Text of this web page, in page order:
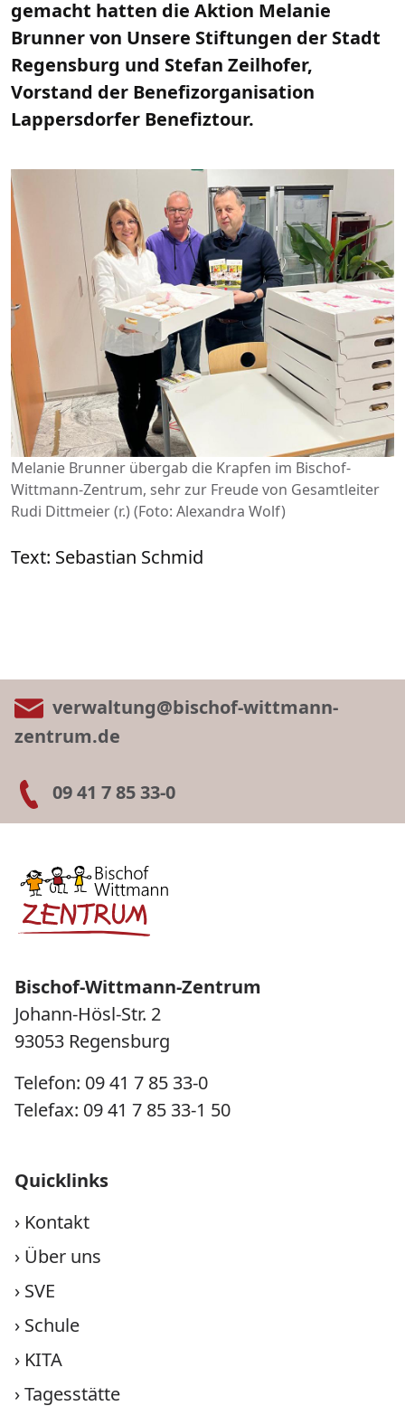
gemacht hatten die Aktion Melanie
Brunner von Unsere Stiftungen der Stadt
Regensburg und Stefan Zeilhofer,
Vorstand der Benefizorganisation
Lappersdorfer Benefiztour.
Melanie Brunner übergab die Krapfen im Bischof-
Wittmann-Zentrum, sehr zur Freude von Gesamtleiter
Rudi Dittmeier (r.) (Foto: Alexandra Wolf)
Text: Sebastian Schmid
verwaltung@bischof-wittmann-
zentrum.de
09 41 7 85 33-0
Bischof-Wittmann-Zentrum
Johann-Hösl-Str. 2
93053 Regensburg
Telefon: 09 41 7 85 33-0
Telefax: 09 41 7 85 33-1 50
Quicklinks
› Kontakt
› Über uns
› SVE
› Schule
› KITA
›Tagesstätte